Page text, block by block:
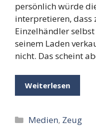
persönlich würde
interpretieren, dass
Einzelhändler
seinem Laden
nicht. Das scheint
Weiterlesen
Kategorien
Medien, Zeug